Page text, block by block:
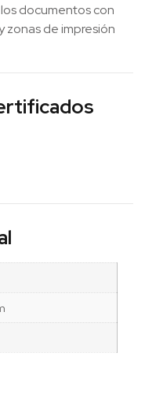
documentos con
zonas de impresión